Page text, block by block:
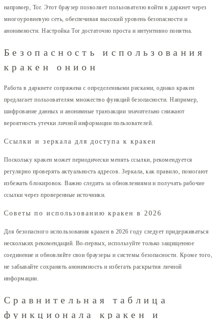
например, Tor. Этот браузер позволяет пользователю войти в даркнет через
многоуровневую сеть, обеспечивая высокий уровень безопасности и
анонимности. Настройка Tor достаточно проста и интуитивно понятна.
Безопасность использования
кракен онион
Работа в даркнете сопряжена с определенными рисками, однако кракен
предлагает пользователям множество функций безопасности. Например,
шифрование данных и анонимные транзакции значительно снижают
вероятность утечки личной информации пользователей.
Ссылки и зеркала для доступа к кракен
Поскольку кракен может периодически менять ссылки, рекомендуется
регулярно проверять актуальность адресов. Зеркала, как правило, помогают
избежать блокировок. Важно следить за обновлениями и получать рабочие
ссылки через проверенные источники.
Советы по использованию кракен в 2026
Для безопасного использования кракен в 2026 году следует придерживаться
нескольких рекомендаций. Во-первых, используйте только защищенное
соединение и обновляйте свои браузеры и системы безопасности. Кроме того,
не забывайте сохранять анонимность и избегать раскрытия личной
информации.
Сравнительная таблица
функционала кракен и